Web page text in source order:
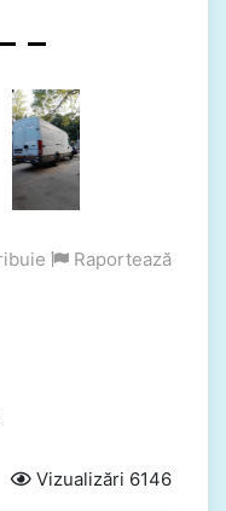
Raportează
Vizualizări 6146